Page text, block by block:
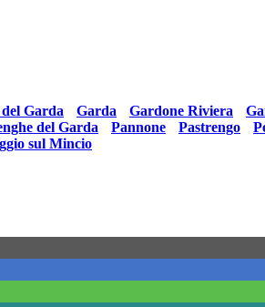
Garda Garda Gardone Riviera
del Garda Pannone Pastrengo
sul Mincio